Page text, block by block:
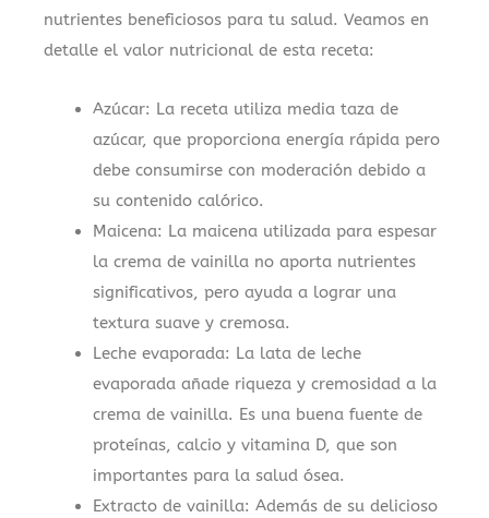
nutrientes beneficiosos para tu salud. Veamos en
detalle el valor nutricional de esta receta:
Azúcar: La receta utiliza media taza de
azúcar, que proporciona energía rápida pero
debe consumirse con moderación debido a
su contenido calórico.
Maicena: La maicena utilizada para espesar
la crema de vainilla no aporta nutrientes
significativos, pero ayuda a lograr una
textura suave y cremosa.
Leche evaporada: La lata de leche
evaporada añade riqueza y cremosidad a la
crema de vainilla. Es una buena fuente de
proteínas, calcio y vitamina D, que son
importantes para la salud ósea.
Extracto de vainilla: Además de su delicioso